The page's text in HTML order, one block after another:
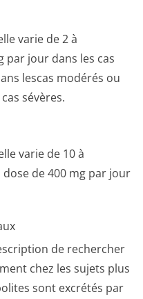
varie de 2 à
par jour dans les cas
lescas modérés ou
sévères.
varie de 10 à
de 400 mg par jour
de rechercher
chez les sujets plus
sont excrétés par